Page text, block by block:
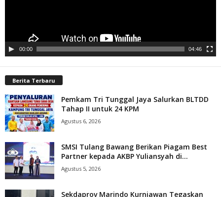
00:00 04:46
Berita Terbaru
Pemkam Tri Tunggal Jaya Salurkan BLTDD
Tahap II untuk 24 KPM
Agustus 6, 2026
SMSI Tulang Bawang Berikan Piagam Best
Partner kepada AKBP Yuliansyah di...
Agustus 5, 2026
Sekdaprov Marindo Kurniawan Tegaskan